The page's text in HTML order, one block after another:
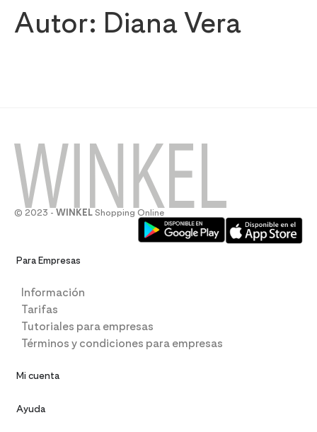
Autor: Diana Vera
© 2023 - WINKEL Shopping Online
Para Empresas
Información
Tarifas
Tutoriales para empresas
Términos y condiciones para empresas
Mi cuenta
Ayuda